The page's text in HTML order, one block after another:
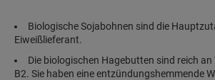
Biologische Sojabohnen sind die
Eiweißlieferant.
Die biologischen Hagebutten sind reich an
B2. Sie haben eine entzündungshemmende